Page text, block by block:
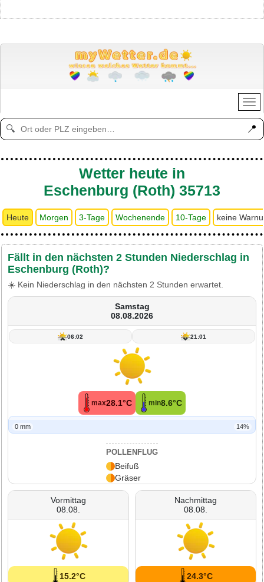
🔍 📍
Wetter heute in
Eschenburg (Roth) 35713
Heute Morgen 3-Tage Wochenende 10-Tage keine
Fällt in den nächsten 2 Stunden Niederschlag in
Eschenburg (Roth)?
☀️ Kein Niederschlag in den nächsten 2 Stunden erwartet.
Samstag
08.08.2026
06:02 21:01
max28.1°C min8.6°C
0 mm 14%
POLLENFLUG
Beifuß
Gräser
Vormittag
08.08.
15.2°C
Nachmittag
08.08.
24.3°C